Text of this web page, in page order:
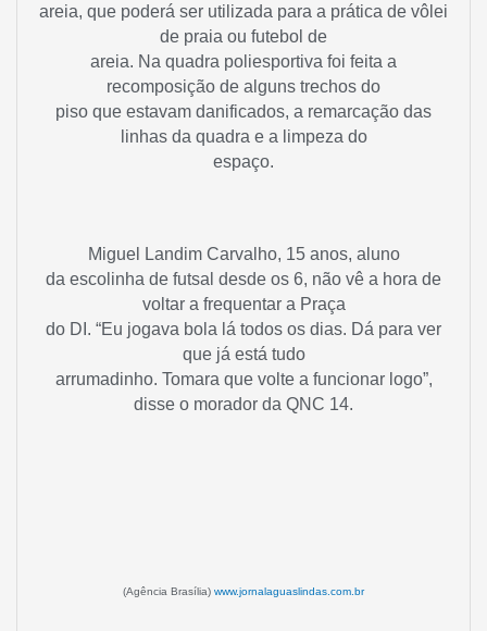
areia, que poderá ser utilizada para a prática de vôlei
de praia ou futebol de
areia. Na quadra poliesportiva foi feita a
recomposição de alguns trechos do
piso que estavam danificados, a remarcação das
linhas da quadra e a limpeza do
espaço.
Miguel Landim Carvalho, 15 anos, aluno
da escolinha de futsal desde os 6, não vê a hora de
voltar a frequentar a Praça
do DI. “Eu jogava bola lá todos os dias. Dá para ver
que já está tudo
arrumadinho. Tomara que volte a funcionar logo”,
disse o morador da QNC 14.
(Agência Brasília) www.jornalaguaslindas.com.br